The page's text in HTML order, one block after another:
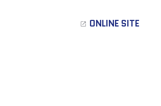
ONLINE SITE